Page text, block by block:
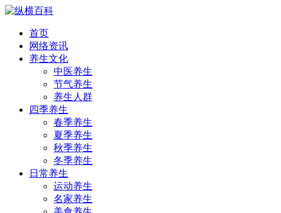
首页
网络资讯
养生文化
中医养生
节气养生
养生人群
四季养生
春季养生
夏季养生
秋季养生
冬季养生
日常养生
运动养生
名家养生